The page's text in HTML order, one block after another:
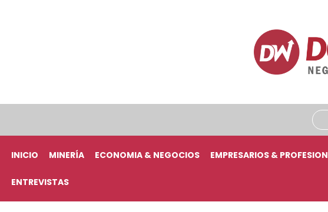
INICIO MINERÍA ECONOMIA & NEGOCIOS EMPRESARIOS &
ENTREVISTAS